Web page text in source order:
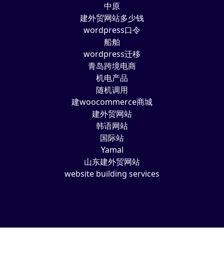
中原
建外贸网站多少钱
wordpress口令
船舶
wordpress迁移
青岛跨境电商
机电产品
随机调用
建woocommerce商城
建外贸网站
韩语网站
国际站
Yamal
山东建外贸网站
website building services